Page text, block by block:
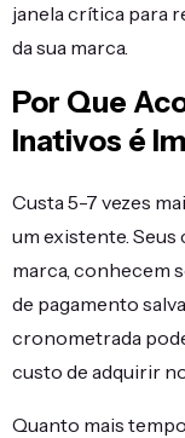
janela crítica para
da sua marca.
Por Que
Inativos é
Custa 5-7 vezes
um existente.
marca, conhecem
de pagamento
cronometrada
custo de adquirir
Quanto mais